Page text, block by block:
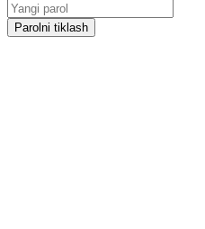
Parolni tiklash